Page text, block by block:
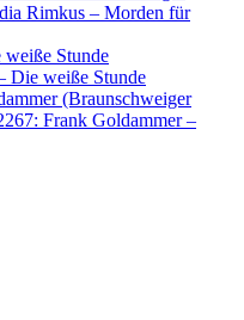
Rimkus – Morden für
Stunde
Die weiße Stunde
(Braunschweiger
Frank Goldammer –